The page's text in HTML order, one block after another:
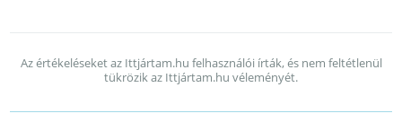
Az értékeléseket az Ittjártam.hu felhasználói írták, és nem feltétlenül
tükrözik az Ittjártam.hu véleményét.